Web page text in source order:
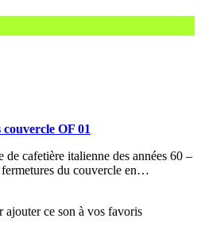
OF 01
cafetière italienne des années 60 –
fermetures du couvercle en…